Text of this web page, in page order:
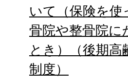
いて（保険を使
骨院や整骨院に
とき）（後期高
制度）